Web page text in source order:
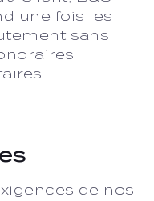
une fois les
sans
de nos